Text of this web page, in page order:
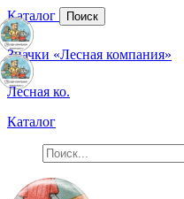
Каталог Поиск
Значки «Лесная компания»
Лесная ко.
Каталог